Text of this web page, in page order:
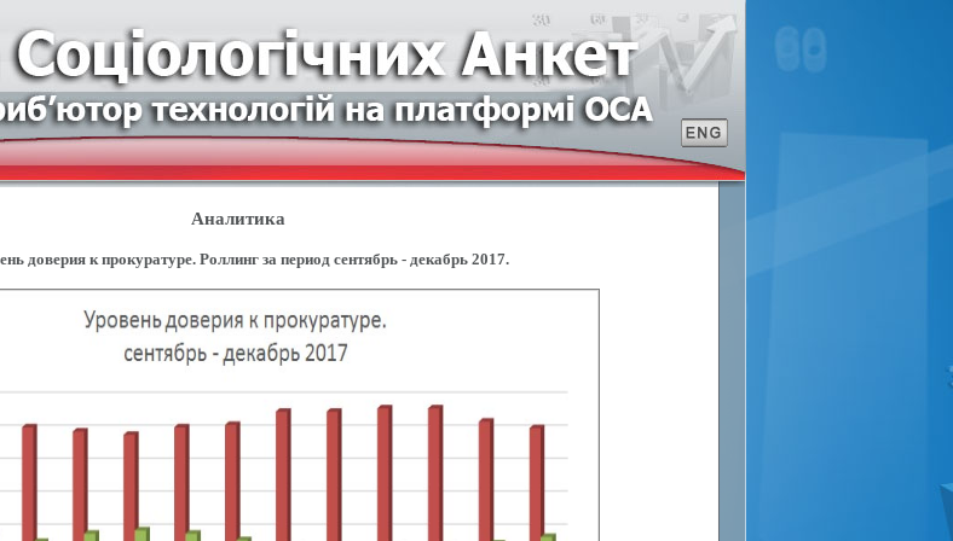
Аналитика
доверия к прокуратуре. Роллинг за период сентябрь - декабрь 2017.